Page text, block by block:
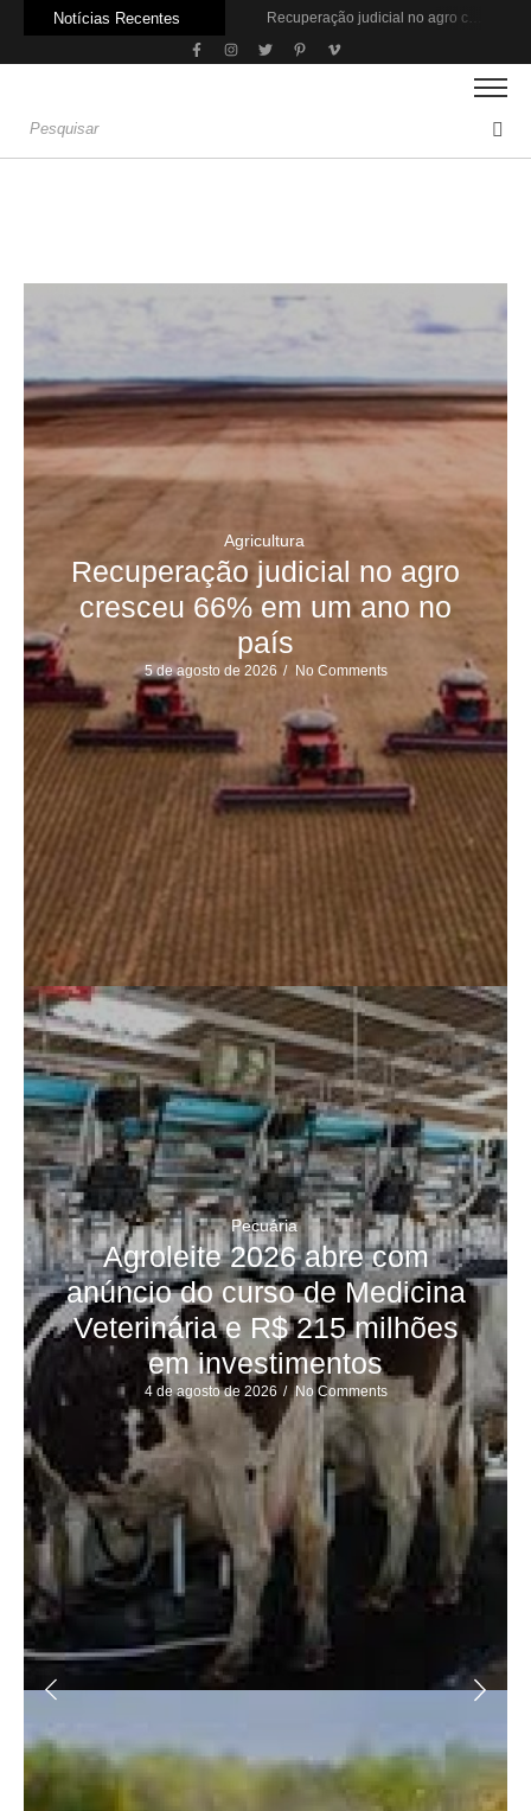
Notícias Recentes
Recuperação judicial no agro cresceu 66% em um ano no país
Crise do agro avança para além da porteira
A patente da soja transgênica venceu? O que dizem Aprosoja e Bayer
União Europeia paga até 40% mais pela carne bovina do que a China
Agricultura
Recuperação judicial no agro
cresceu 66% em um ano no
país
5 de agosto de 2026 / No Comments
Pecuária
Agroleite 2026 abre com
anúncio do curso de Medicina
Veterinária e R$ 215 milhões
em investimentos
4 de agosto de 2026 / No Comments